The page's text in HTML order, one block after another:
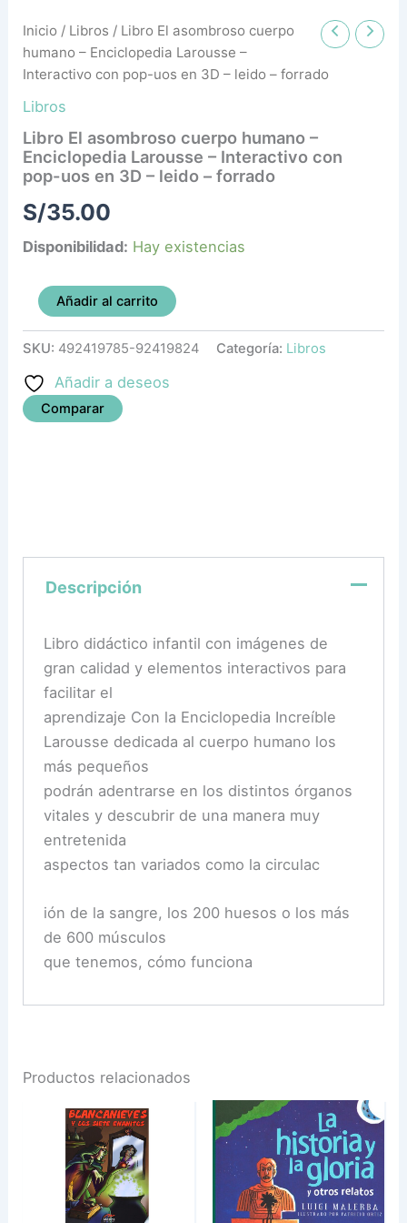
Inicio / Libros / Libro El asombroso cuerpo
humano – Enciclopedia Larousse –
Interactivo con pop-uos en 3D – leido – forrado
Libros
Libro El asombroso cuerpo humano –
Enciclopedia Larousse – Interactivo con
pop-uos en 3D – leido – forrado
S/35.00
Disponibilidad: Hay existencias
Añadir al carrito
SKU: 492419785-92419824 Categoría: Libros
Añadir a deseos
Comparar
Descripción
Libro didáctico infantil con imágenes de
gran calidad y elementos interactivos para
facilitar el
aprendizaje Con la Enciclopedia Increíble
Larousse dedicada al cuerpo humano los
más pequeños
podrán adentrarse en los distintos órganos
vitales y descubrir de una manera muy
entretenida
aspectos tan variados como la circulac
ión de la sangre, los 200 huesos o los más
de 600 músculos
que tenemos, cómo funciona
Productos relacionados